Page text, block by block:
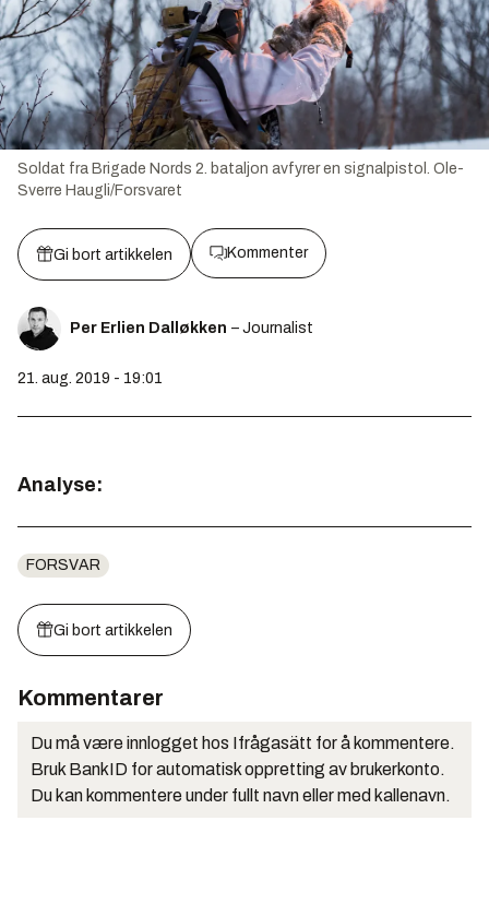
Soldat fra Brigade Nords 2. bataljon avfyrer en signalpistol. Ole-
Sverre Haugli/Forsvaret
Gi bort artikkelen Kommenter
Per Erlien Dalløkken – Journalist
21. aug. 2019 - 19:01
Analyse:
FORSVAR
Gi bort artikkelen
Kommentarer
Du må være innlogget hos Ifrågasätt for å kommentere.
Bruk BankID for automatisk oppretting av brukerkonto.
Du kan kommentere under fullt navn eller med kallenavn.